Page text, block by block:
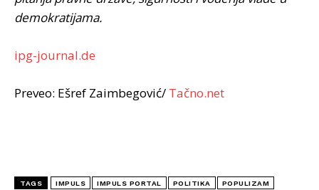
demokratijama.
ipg-journal.de
Preveo: Ešref Zaimbegović/ Tačno.net
TAGS IMPULS IMPULS PORTAL POLITIKA POPULIZAM